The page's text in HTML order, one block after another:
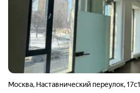
Москва, Наставнический переулок,17с1